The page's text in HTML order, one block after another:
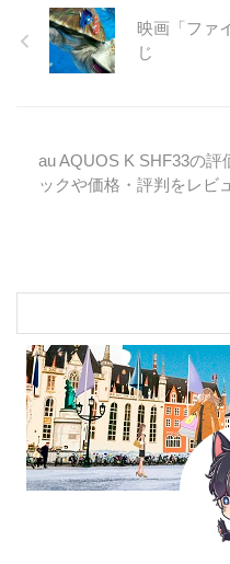
映画「ファ
じ
au AQUOS K SHF33の評
ックや価格・評判をレビ